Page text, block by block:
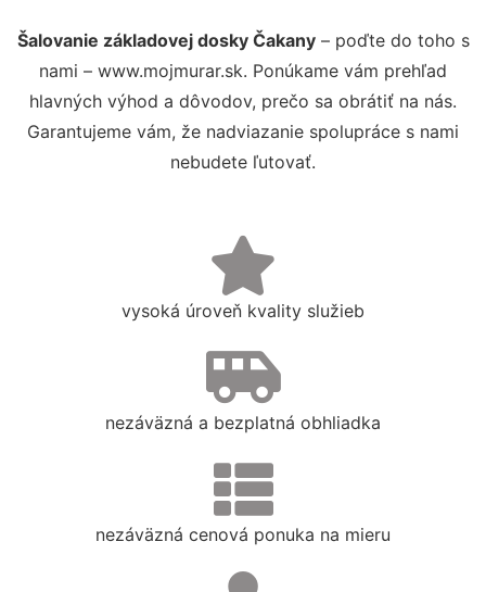
Šalovanie základovej dosky Čakany– poďte do toho s
nami – www.mojmurar.sk. Ponúkame vám prehľad
hlavných výhod a dôvodov, prečo sa obrátiť na nás.
Garantujeme vám, že nadviazanie spolupráce s nami
nebudete ľutovať.
vysoká úroveň kvality služieb
nezáväzná a bezplatná obhliadka
nezáväzná cenová ponuka na mieru